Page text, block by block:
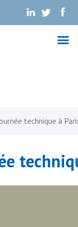
. . .
technique à